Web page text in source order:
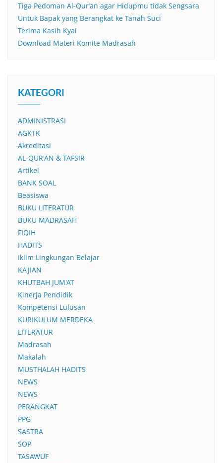
Tiga Pedoman Al-Qur’an agar Hidupmu tidak Sengsara
Untuk Bapak yang Berangkat ke Tanah Suci
Terima Kasih Kyai
Download Materi Komite Madrasah
KATEGORI
ADMINISTRASI
AGKTK
Akreditasi
AL-QUR'AN & TAFSIR
Artikel
BANK SOAL
Beasiswa
BUKU LITERATUR
BUKU MADRASAH
FIQIH
HADITS
Iklim Lingkungan Belajar
KAJIAN
KHUTBAH JUM'AT
Kinerja Pendidik
Kompetensi Lulusan
KURIKULUM MERDEKA
LITERATUR
Madrasah
Makalah
MUSTHALAH HADITS
NEWS
NEWS
PERANGKAT
PPG
SASTRA
SOP
TASAWUF